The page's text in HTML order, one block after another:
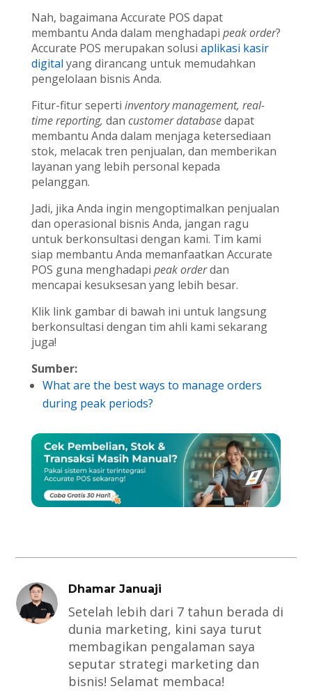
Nah, bagaimana Accurate POS dapat
membantu Anda dalam menghadapi peak order?
Accurate POS merupakan solusi aplikasi kasir
digital yang dirancang untuk memudahkan
pengelolaan bisnis Anda.
Fitur-fitur seperti inventory management, real-
time reporting, dan customer databasedapat
membantu Anda dalam menjaga ketersediaan
stok, melacak tren penjualan, dan memberikan
layanan yang lebih personal kepada
pelanggan.
Jadi, jika Anda ingin mengoptimalkan penjualan
dan operasional bisnis Anda, jangan ragu
untuk berkonsultasi dengan kami. Tim kami
siap membantu Anda memanfaatkan Accurate
POS guna menghadapi peak orderdan
mencapai kesuksesan yang lebih besar.
Klik link gambar di bawah ini untuk langsung
berkonsultasi dengan tim ahli kami sekarang
juga!
Sumber:
What are the best ways to manage orders
during peak periods?
Dhamar Januaji
Setelah lebih dari 7 tahun berada di
dunia marketing, kini saya turut
membagikan pengalaman saya
seputar strategi marketing dan
bisnis! Selamat membaca!